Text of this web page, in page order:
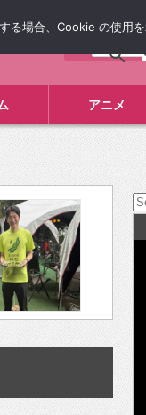
アニメ
:
場合、Cookie の使用を